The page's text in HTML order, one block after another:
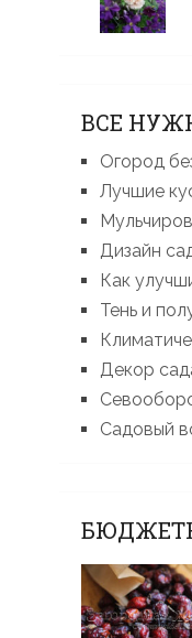
ВСЕ
Огород
Лучшие
Дизайн
Как
Тень и
Декор
Садовый